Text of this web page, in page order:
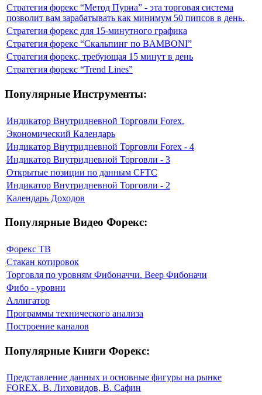
Стратегия форекс “Метод Пуриа” - эта торговая система
позволит вам зарабатывать как минимум 50 пипсов в день.
Стратегия форекс для 15-минутного графика
Стратегия форекс “Скальпинг по BAMBONI”
Стратегия форекс, требующая 15 минут в день
Стратегия форекс “Trend Lines”
Популярные Инструменты:
Индикатор Внутридневной Торговли Forex.
Экономический Календарь
Индикатор Внутридневной Торговли Forex - 4
Индикатор Внутридневной Торговли - 3
Открытые позиции по данным CFTC
Индикатор Внутридневной Торговли - 2
Календарь Доходов
Популярные Видео Форекс:
Форекс ТВ
Стакан котировок
Торговля по уровням Фибоначчи. Веер Фибоначи
Фибо - уровни
Аллигатор
Программы технического анализа
Построение каналов
Популярные Книги Форекс:
Представление данных и основные фигуры на рынке
FOREX. В. Лиховидов, В. Сафин